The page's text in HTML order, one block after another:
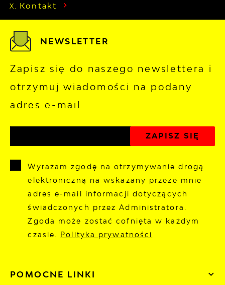
Kontakt
POMOCNE LINKI
NEWSLETTER
Zapisz się do naszego newslettera i
otrzymuj wiadomości na podany
adres e-mail
Wyrażam zgodę na otrzymywanie drogą
elektroniczną na wskazany przeze mnie
adres e-mail informacji dotyczących
świadczonych przez Administratora.
Zgoda może zostać cofnięta w każdym
czasie. Polityka prywatności